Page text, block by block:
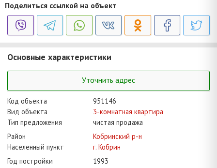
Поделиться ссылкой на объект
Основные характеристики
Уточнить адрес
Код объекта
951146
Вид объекта
3-комнатная квартира
Тип предложения
чистая продажа
Район
Кобринский р-н
Населенный пункт
г. Кобрин
Год постройки
1993